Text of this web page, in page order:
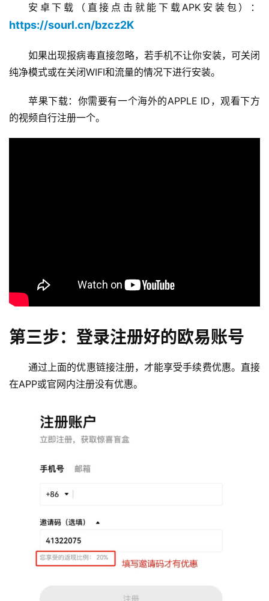
安卓下载（直接点击就能下载APK安装包）：
https://sourl.cn/bzcz2K
如果出现报病毒直接忽略，若手机不让你安装，可关闭
纯净模式或在关闭WIFI和流量的情况下进行安装。
苹果下载：你需要有一个海外的APPLE ID，观看下方
的视频自行注册一个。
第三步：登录注册好的欧易账号
通过上面的优惠链接注册，才能享受手续费优惠。直接
在APP或官网内注册没有优惠。